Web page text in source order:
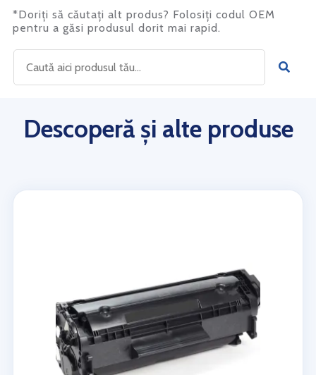
*Doriți să căutați alt produs? Folosiți codul OEM
pentru a găsi produsul dorit mai rapid.
Descoperă și alte produse